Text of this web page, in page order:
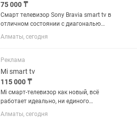
75 000 ₸
Смарт телевизор Sony Bravia smart tv в
отличном состоянии с диагональю
экрана 120 см. Встроенный цифровой
тюнер с 25 бесплатными каналами.
Алматы, сегодня
Реклама
Mi smart tv
115 000 ₸
Mi смарт-телевизор как новый, всё
работает идеально, ни единого
дефекта. Продаю, потому что нужны
Алматы, сегодня